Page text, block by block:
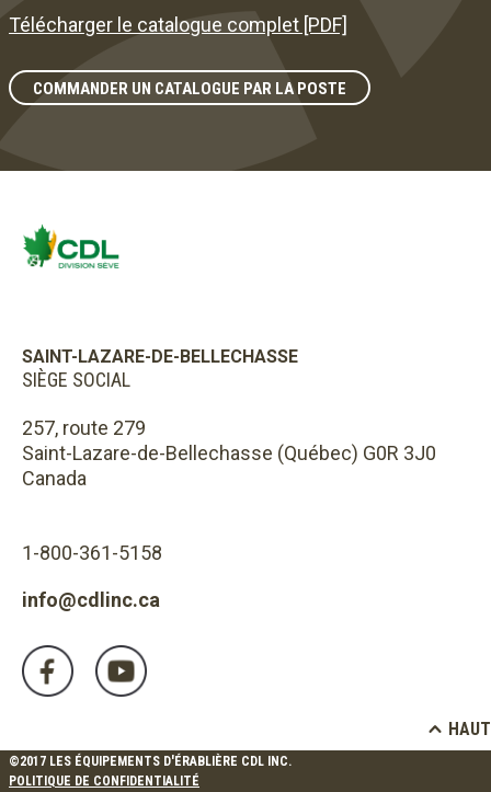
Télécharger le catalogue complet [PDF]
COMMANDER UN CATALOGUE PAR LA POSTE
SAINT-LAZARE-DE-BELLECHASSE
SIÈGE SOCIAL
257, route 279
Saint-Lazare-de-Bellechasse (Québec) G0R 3J0
Canada
1-800-361-5158
info@cdlinc.ca
HAUT
©2017 LES ÉQUIPEMENTS D'ÉRABLIÈRE CDL INC.
POLITIQUE DE CONFIDENTIALITÉ